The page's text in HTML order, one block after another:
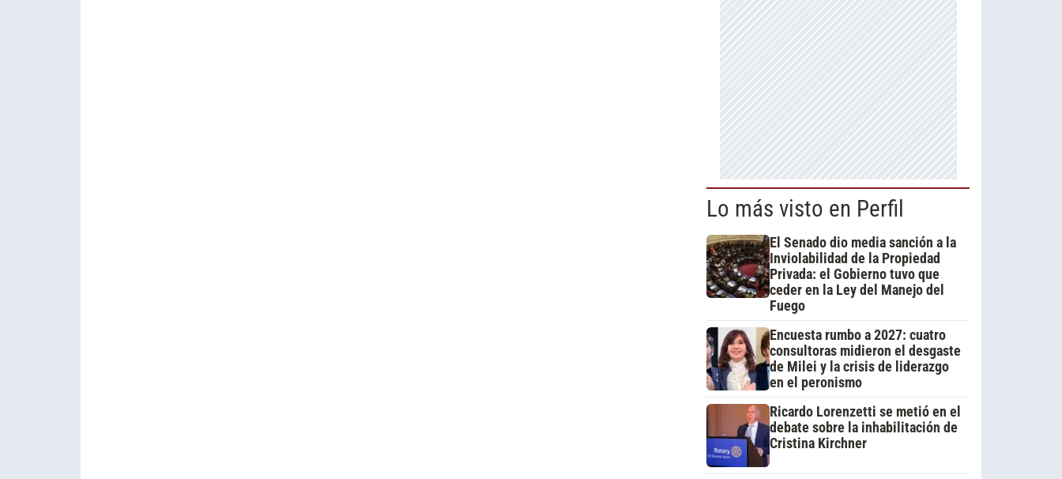
Lo más visto en Perfil
El Senado dio media sanción a la
Inviolabilidad de la Propiedad
Privada: el Gobierno tuvo que
ceder en la Ley del Manejo del
Fuego
Encuesta rumbo a 2027: cuatro
consultoras midieron el desgaste
de Milei y la crisis de liderazgo
en el peronismo
Ricardo Lorenzetti se metió en el
debate sobre la inhabilitación de
Cristina Kirchner